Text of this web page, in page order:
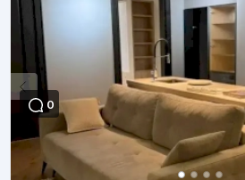
0